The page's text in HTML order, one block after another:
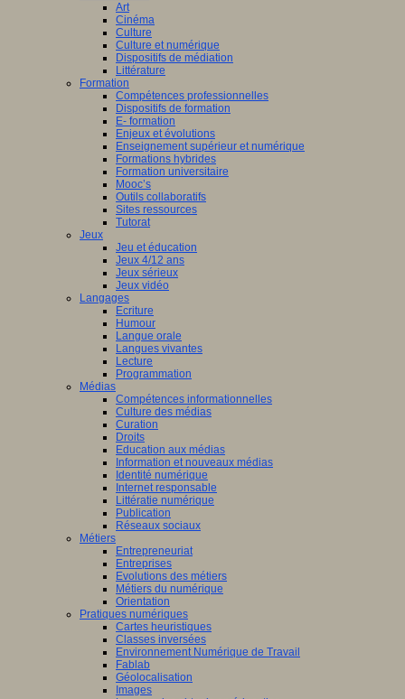
Art
Cinéma
Culture
Culture et numérique
Dispositifs de médiation
Littérature
Formation
Compétences professionnelles
Dispositifs de formation
E- formation
Enjeux et évolutions
Enseignement supérieur et numérique
Formations hybrides
Formation universitaire
Mooc’s
Outils collaboratifs
Sites ressources
Tutorat
Jeux
Jeu et éducation
Jeux 4/12 ans
Jeux sérieux
Jeux vidéo
Langages
Ecriture
Humour
Langue orale
Langues vivantes
Lecture
Programmation
Médias
Compétences informationnelles
Culture des médias
Curation
Droits
Education aux médias
Information et nouveaux médias
Identité numérique
Internet responsable
Littératie numérique
Publication
Réseaux sociaux
Métiers
Entrepreneuriat
Entreprises
Evolutions des métiers
Métiers du numérique
Orientation
Pratiques numériques
Cartes heuristiques
Classes inversées
Environnement Numérique de Travail
Fablab
Géolocalisation
Images